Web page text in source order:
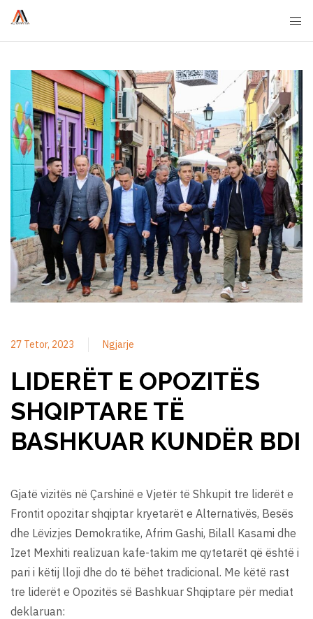
27 Tetor, 2023 Ngjarje
LIDERËT E OPOZITËS
SHQIPTARE TË
BASHKUAR KUNDËR BDI
Gjatë vizitës në Çarshinë e Vjetër të Shkupit tre liderët e
Frontit opozitar shqiptar kryetarët e Alternativës, Besës
dhe Lëvizjes Demokratike, Afrim Gashi, Bilall Kasami dhe
Izet Mexhiti realizuan kafe-takim me qytetarët që është i
pari i këtij lloji dhe do të bëhet tradicional. Me këtë rast
tre liderët e Opozitës së Bashkuar Shqiptare për mediat
deklaruan: